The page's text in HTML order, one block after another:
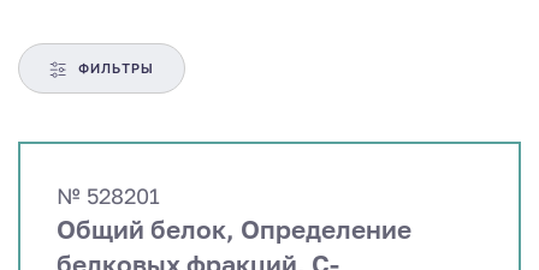
ФИЛЬТРЫ
№ 528201
Общий белок, Определение